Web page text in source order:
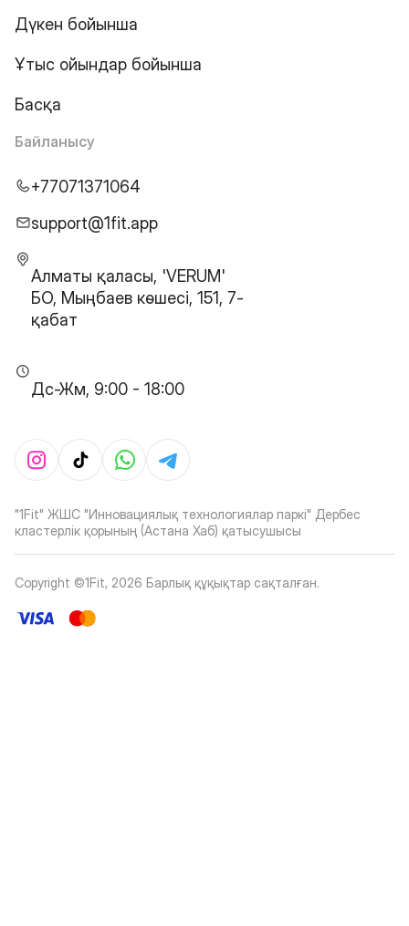
Дүкен бойынша
Ұтыс ойындар бойынша
Басқа
Байланысу
+77071371064
support@1fit.app
Алматы қаласы, 'VERUM'
БО, Мыңбаев көшесі, 151, 7-
қабат
Дс-Жм, 9:00 - 18:00
"1Fit" ЖШС "Инновациялық технологиялар паркі" Дербес
кластерлік қорының (Астана Хаб) қатысушысы
Copyright ©1Fit, 2026 Барлық құқықтар сақталған.